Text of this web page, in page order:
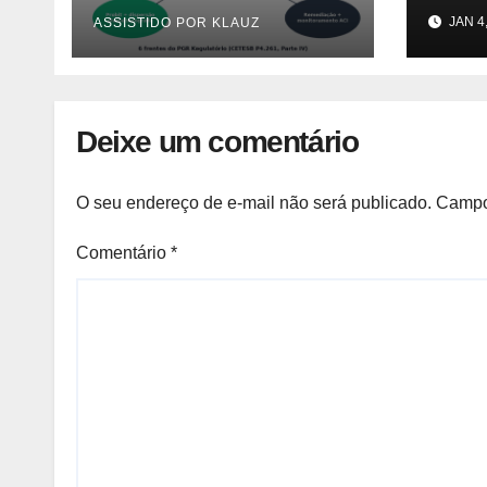
Prioridade A em
Campinas (CETESB
ASSISTIDO POR KLAUZ
Lutz
JAN
Deixe um comentário
O seu endereço de e-mail não será publicado.
Comentário *